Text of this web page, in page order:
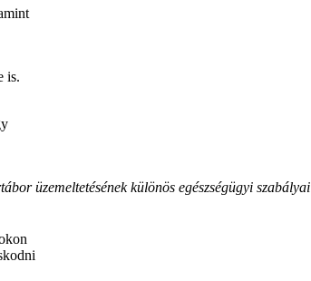
is.
üzemeltetésének különös egészségügyi szabályai